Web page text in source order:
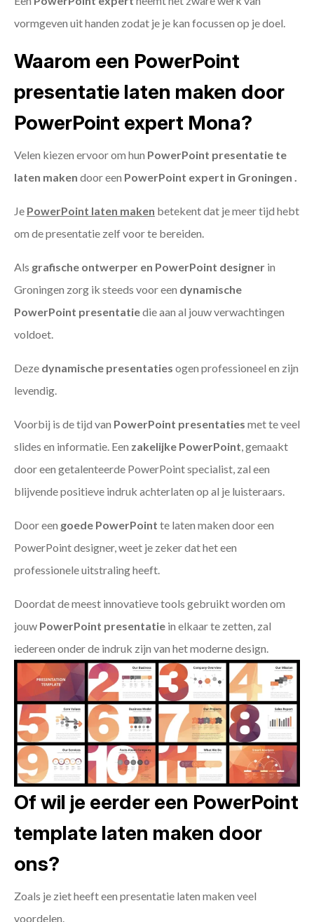
vormgeven uit handen zodat je je kan focussen op je doel.
Waarom een PowerPoint
presentatie laten maken door
PowerPoint expert Mona?
Velen kiezen ervoor om hun PowerPoint presentatie te
laten maken door een PowerPoint expert in Groningen .
Je PowerPoint laten maken betekent dat je meer tijd hebt
om de presentatie zelf voor te bereiden.
Als grafische ontwerper en PowerPoint designer in
Groningen zorg ik steeds voor een dynamische
PowerPoint presentatiedie aan al jouw verwachtingen
voldoet.
Deze dynamische presentaties ogen professioneel en zijn
levendig.
Voorbij is de tijd van PowerPoint presentaties met te veel
slides en informatie. Een zakelijke PowerPoint, gemaakt
door een getalenteerde PowerPoint specialist, zal een
blijvende positieve indruk achterlaten op al je luisteraars.
Door een goede PowerPoint te laten maken door een
PowerPoint designer, weet je zeker dat het een
professionele uitstraling heeft.
Doordat de meest innovatieve tools gebruikt worden om
jouw PowerPoint presentatie in elkaar te zetten, zal
iedereen onder de indruk zijn van het moderne design.
Of wil je eerder een PowerPoint
template laten maken door
ons?
Zoals je ziet heeft een presentatie laten maken veel
voordelen.